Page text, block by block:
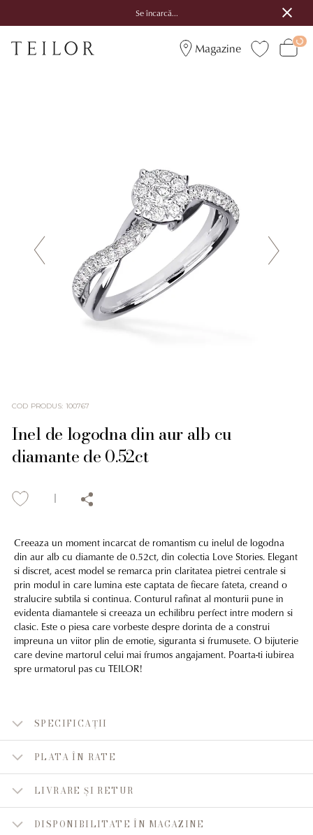
Se încarcă...
Magazine
COD PRODUS: 100767
Inel de logodna din aur alb cu
diamante de 0.52ct
Creeaza un moment incarcat de romantism cu inelul de logodna
din aur alb cu diamante de 0.52ct, din colectia Love Stories. Elegant
si discret, acest model se remarca prin claritatea pietrei centrale si
prin modul in care lumina este captata de fiecare fateta, creand o
stralucire subtila si continua. Conturul rafinat al monturii pune in
evidenta diamantele si creeaza un echilibru perfect intre modern si
clasic. Este o piesa care vorbeste despre dorinta de a construi
impreuna un viitor plin de emotie, siguranta si frumusete. O bijuterie
care devine martorul celui mai frumos angajament. Poarta-ti iubirea
spre urmatorul pas cu TEILOR!
SPECIFICAȚII
PLATA ÎN RATE
LIVRARE ȘI RETUR
DISPONIBILITATE ÎN MAGAZINE